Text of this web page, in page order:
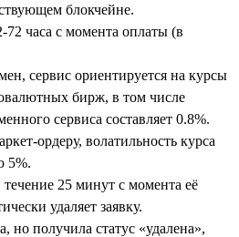
блокчейне.
часа с момента оплаты (в
сервис ориентируется на курсы
бирж, в том числе
сервиса составляет 0.8%.
ордеру, волатильность курса
5%.
течение 25 минут с момента её
удаляет заявку.
но получила статус «удалена»,